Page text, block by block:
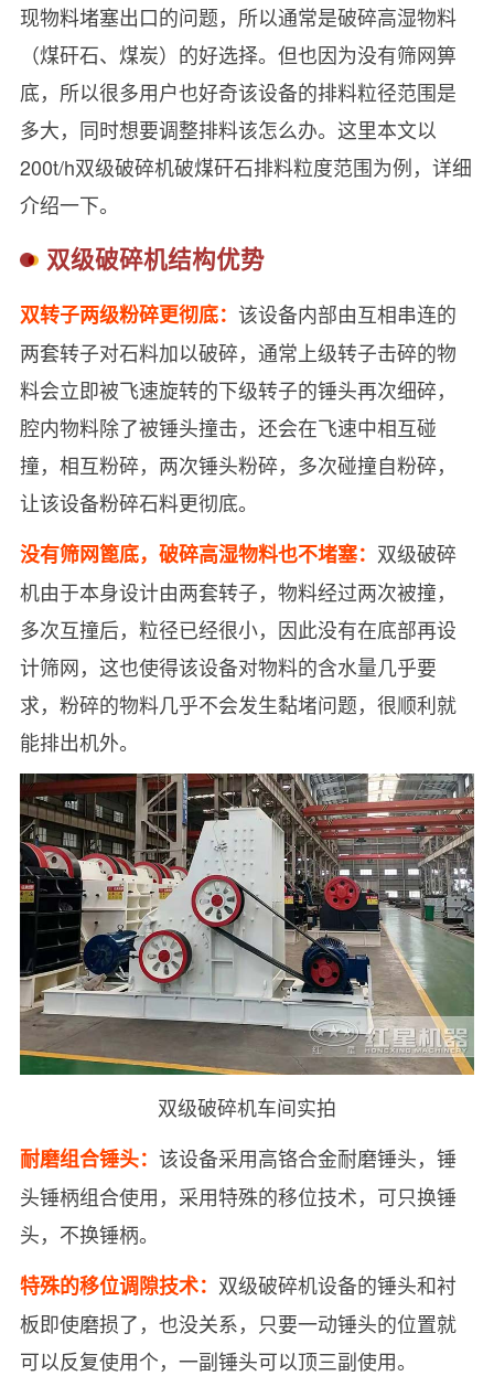
现物料堵塞出口的问题，所以通常是破碎高湿物料
（煤矸石、煤炭）的好选择。但也因为没有筛网箅
底，所以很多用户也好奇该设备的排料粒径范围是
多大，同时想要调整排料该怎么办。这里本文以
200t/h双级破碎机破煤矸石排料粒度范围为例，详细
介绍一下。
双级破碎机结构优势
双转子两级粉碎更彻底： 该设备内部由互相串连的
两套转子对石料加以破碎，通常上级转子击碎的物
料会立即被飞速旋转的下级转子的锤头再次细碎，
腔内物料除了被锤头撞击，还会在飞速中相互碰
撞，相互粉碎，两次锤头粉碎，多次碰撞自粉碎，
让该设备粉碎石料更彻底。
没有筛网篦底，破碎高湿物料也不堵塞： 双级破碎
机由于本身设计由两套转子，物料经过两次被撞，
多次互撞后，粒径已经很小，因此没有在底部再设
计筛网，这也使得该设备对物料的含水量几乎要
求，粉碎的物料几乎不会发生黏堵问题，很顺利就
能排出机外。
双级破碎机车间实拍
耐磨组合锤头： 该设备采用高铬合金耐磨锤头，锤
头锤柄组合使用，采用特殊的移位技术，可只换锤
头，不换锤柄。
特殊的移位调隙技术： 双级破碎机设备的锤头和衬
板即使磨损了，也没关系，只要一动锤头的位置就
可以反复使用个，一副锤头可以顶三副使用。